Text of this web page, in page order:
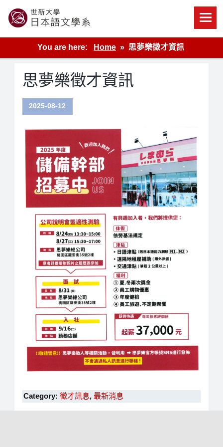
content
世新大學教學單位的網站
You are here:
Home 思夢樂徵才資訊
思夢樂徵才資訊
2025-08-12
Category: 徵才訊息, 最新消息